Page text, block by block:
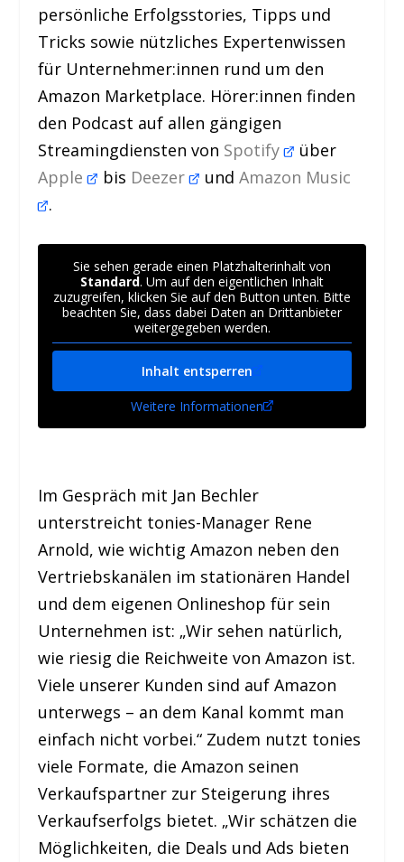
persönliche Erfolgsstories, Tipps und
Tricks sowie nützliches Expertenwissen
für Unternehmer:innen rund um den
Amazon Marketplace. Hörer:innen finden
den Podcast auf allen gängigen
Streamingdiensten von Spotify
über
Apple
bis Deezer undAmazon Music
.
Sie sehen gerade einen Platzhalterinhalt von
Standard. Um auf den eigentlichen Inhalt
zuzugreifen, klicken Sie auf den Button unten. Bitte
beachten Sie, dass dabei Daten an Drittanbieter
weitergegeben werden.
Inhalt entsperren
Weitere Informationen
Im Gespräch mit Jan Bechler
unterstreicht tonies-Manager Rene
Arnold, wie wichtig Amazon neben den
Vertriebskanälen im stationären Handel
und dem eigenen Onlineshop für sein
Unternehmen ist: „Wir sehen natürlich,
wie riesig die Reichweite von Amazon ist.
Viele unserer Kunden sind auf Amazon
unterwegs – an dem Kanal kommt man
einfach nicht vorbei.“ Zudem nutzt tonies
viele Formate, die Amazon seinen
Verkaufspartner zur Steigerung ihres
Verkaufserfolgs bietet. „Wir schätzen die
Möglichkeiten, die Deals und Ads bieten